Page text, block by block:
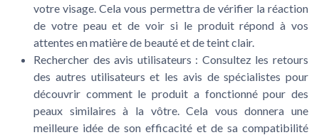
votre visage. Cela vous permettra de vérifier la réaction
de votre peau et de voir si le produit répond à vos
attentes en matière de beauté et de teint clair.
Rechercher des avis utilisateurs : Consultez les retours
des autres utilisateurs et les avis de spécialistes pour
découvrir comment le produit a fonctionné pour des
peaux similaires à la vôtre. Cela vous donnera une
meilleure idée de son efficacité et de sa compatibilité